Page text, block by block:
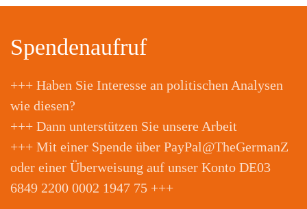
Spendenaufruf
+++ Haben Sie Interesse an politischen Analysen
wie diesen?
+++ Dann unterstützen Sie unsere Arbeit
+++ Mit einer Spende über PayPal@TheGermanZ
oder einer Überweisung auf unser Konto DE03
6849 2200 0002 1947 75 +++